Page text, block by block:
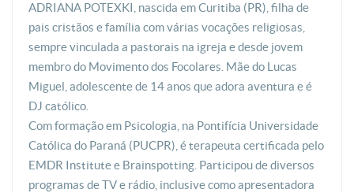
ADRIANA POTEXKI, nascida em Curitiba (PR), filha de
pais cristãos e família com várias vocações religiosas,
sempre vinculada a pastorais na igreja e desde jovem
membro do Movimento dos Focolares. Mãe do Lucas
Miguel, adolescente de 14 anos que adora aventura e é
DJ católico.
Com formação em Psicologia, na Pontifícia Universidade
Católica do Paraná (PUCPR), é terapeuta certificada pelo
EMDR Institute e Brainspotting. Participou de diversos
programas de TV e rádio, inclusive como apresentadora